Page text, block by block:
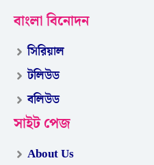
বাংলা বিনোদন
সিরিয়াল
টলিউড
বলিউড
সাইট পেজ
About Us